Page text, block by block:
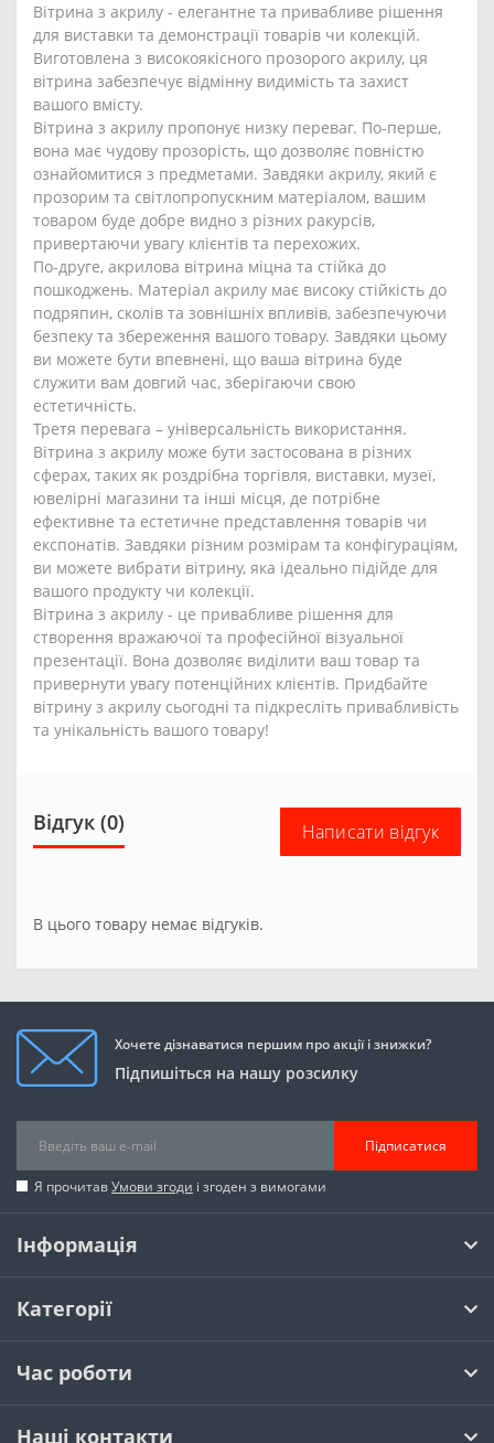
Вітрина з акрилу - елегантне та привабливе рішення
для виставки та демонстрації товарів чи колекцій.
Виготовлена з високоякісного прозорого акрилу, ця
вітрина забезпечує відмінну видимість та захист
вашого вмісту.
Вітрина з акрилу пропонує низку переваг. По-перше,
вона має чудову прозорість, що дозволяє повністю
ознайомитися з предметами. Завдяки акрилу, який є
прозорим та світлопропускним матеріалом, вашим
товаром буде добре видно з різних ракурсів,
привертаючи увагу клієнтів та перехожих.
По-друге, акрилова вітрина міцна та стійка до
пошкоджень. Матеріал акрилу має високу стійкість до
подряпин, сколів та зовнішніх впливів, забезпечуючи
безпеку та збереження вашого товару. Завдяки цьому
ви можете бути впевнені, що ваша вітрина буде
служити вам довгий час, зберігаючи свою
естетичність.
Третя перевага – універсальність використання.
Вітрина з акрилу може бути застосована в різних
сферах, таких як роздрібна торгівля, виставки, музеї,
ювелірні магазини та інші місця, де потрібне
ефективне та естетичне представлення товарів чи
експонатів. Завдяки різним розмірам та конфігураціям,
ви можете вибрати вітрину, яка ідеально підійде для
вашого продукту чи колекції.
Вітрина з акрилу - це привабливе рішення для
створення вражаючої та професійної візуальної
презентації. Вона дозволяє виділити ваш товар та
привернути увагу потенційних клієнтів. Придбайте
вітрину з акрилу сьогодні та підкресліть привабливість
та унікальність вашого товару!
Відгук (0) Написати відгук
В цього товару немає відгуків.
Хочете дізнаватися першим про акції і знижки?
Підпишіться на нашу розсилку
Підписатися
Я прочитавУмови згоди і згоден з вимогами
Інформація
Категорії
Час роботи
Наші контакти